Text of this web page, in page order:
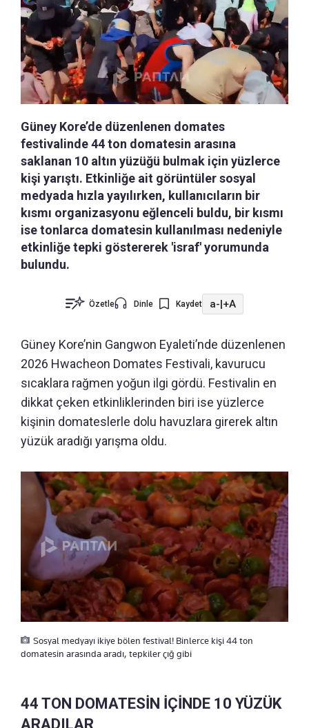
Güney Kore’de düzenlenen domates
festivalinde 44 ton domatesin arasına
saklanan 10 altın yüzüğü bulmak için yüzlerce
kişi yarıştı. Etkinliğe ait görüntüler sosyal
medyada hızla yayılırken, kullanıcıların bir
kısmı organizasyonu eğlenceli buldu, bir kısmı
ise tonlarca domatesin kullanılması nedeniyle
etkinliğe tepki göstererek 'israf' yorumunda
bulundu.
Özetle Dinle Kaydet a-|+A
Güney Kore’nin Gangwon Eyaleti’nde düzenlenen
2026 Hwacheon Domates Festivali, kavurucu
sıcaklara rağmen yoğun ilgi gördü. Festivalin en
dikkat çeken etkinliklerinden biri ise yüzlerce
kişinin domateslerle dolu havuzlara girerek altın
yüzük aradığı yarışma oldu.
Sosyal medyayı ikiye bölen festival! Binlerce kişi 44 ton
domatesin arasında aradı, tepkiler çığ gibi
44 TON DOMATESİN İÇİNDE 10 YÜZÜK
ARADILAR